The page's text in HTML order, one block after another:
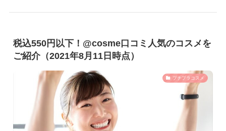
税込550円以下！@cosme口コミ人気のコスメを
ご紹介（2021年8月11日時点）
プチプラコスメ